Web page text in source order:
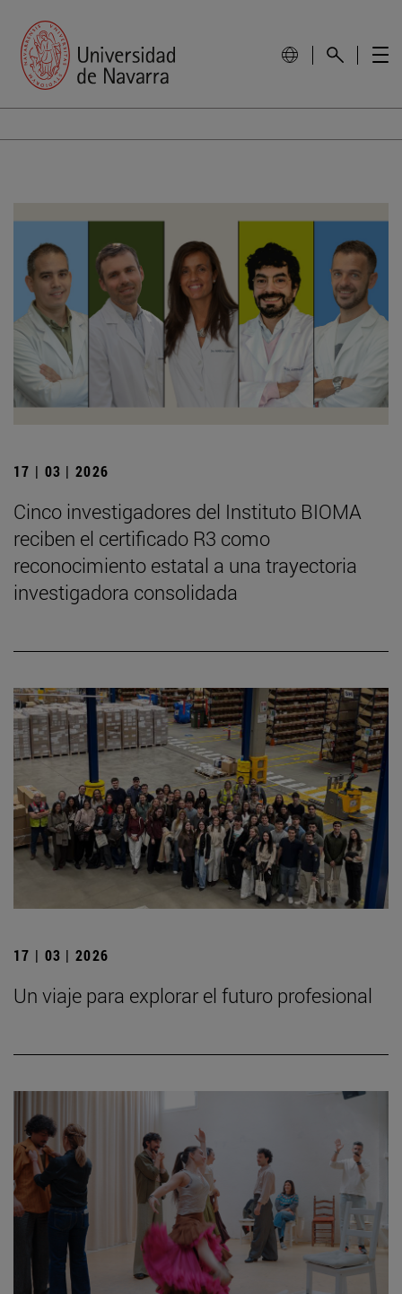
17 | 03 | 2026
Cinco investigadores del Instituto BIOMA
reciben el certificado R3 como
reconocimiento estatal a una trayectoria
investigadora consolidada
17 | 03 | 2026
Un viaje para explorar el futuro profesional